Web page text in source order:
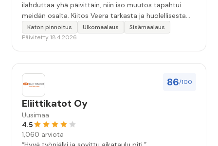
ilahduttaa yhä päivittäin, niin iso muutos tapahtui
meidän osalta. Kiitos Veera tarkasta ja huolellisesta
työstä, sekä ystävällisestä palvelusta!”
Katon pinnoitus Ulkomaalaus
Sisämaalaus
Päivitetty 18.4.2026
86/100
Eliittikatot Oy
Uusimaa
4.5
1,060 arviota